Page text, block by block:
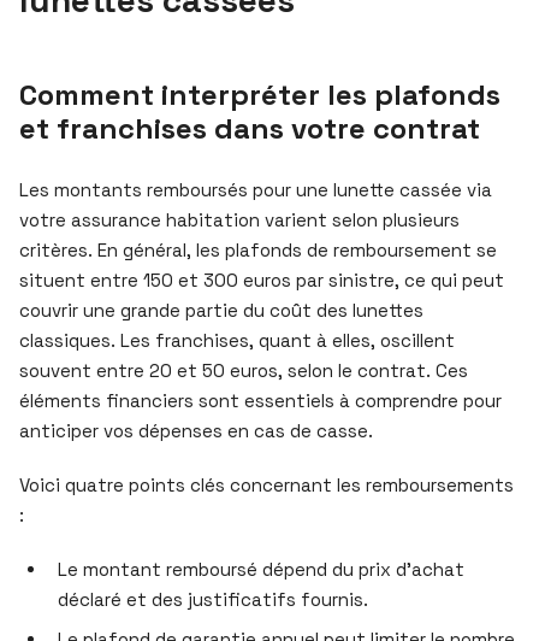
Comment interpréter les plafonds
et franchises dans votre contrat
Les montants remboursés pour une lunette cassée via
votre assurance habitation varient selon plusieurs
critères. En général, les plafonds de remboursement se
situent entre 150 et 300 euros par sinistre, ce qui peut
couvrir une grande partie du coût des lunettes
classiques. Les franchises, quant à elles, oscillent
souvent entre 20 et 50 euros, selon le contrat. Ces
éléments financiers sont essentiels à comprendre pour
anticiper vos dépenses en cas de casse.
Voici quatre points clés concernant les remboursements
:
Le montant remboursé dépend du prix d’achat
déclaré et des justificatifs fournis.